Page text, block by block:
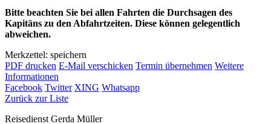
Bitte beachten Sie bei allen Fahrten die Durchsagen des
Kapitäns zu den Abfahrtzeiten. Diese können gelegentlich
abweichen.
Merkzettel: speichern
PDF drucken E-Mail verschicken Termin übernehmen Weitere
Informationen
Facebook Twitter XING Whatsapp
Zurück zur Liste
Reisedienst Gerda Müller